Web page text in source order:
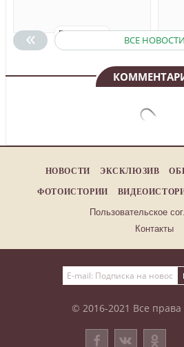
« ПОДРОБНЕЕ
ВСЕ НОВОСТИ
НОВОСТИ ЭКСКЛЮЗИВ
ФОТОИСТОРИИ
Пользовательское
Контакты
© 2016-2021 Все